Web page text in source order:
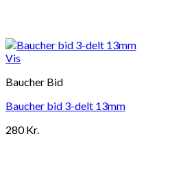
Vis
Baucher Bid
Baucher bid 3-delt 13mm
280Kr.